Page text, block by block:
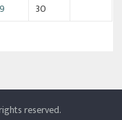
30
reserved.